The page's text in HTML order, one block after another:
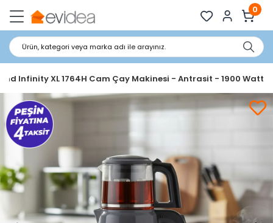
0
Ürün, kategori veya marka adı ile arayınız.
Infinity XL 1764H Cam Çay Makinesi - Antrasit - 1900 Watt